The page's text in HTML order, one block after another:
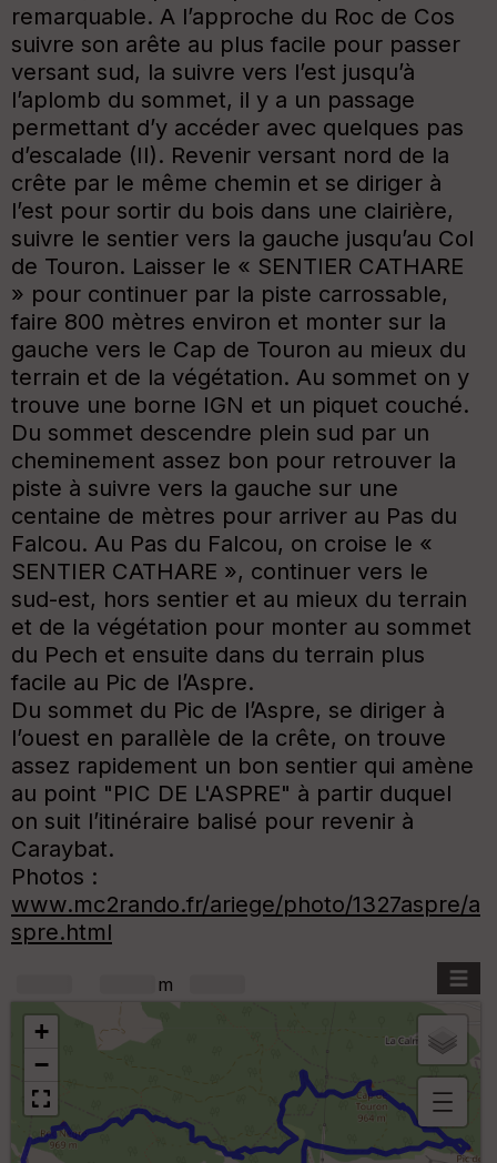
remarquable. A l’approche du Roc de Cos
suivre son arête au plus facile pour passer
versant sud, la suivre vers l’est jusqu’à
l’aplomb du sommet, il y a un passage
permettant d’y accéder avec quelques pas
d’escalade (II). Revenir versant nord de la
crête par le même chemin et se diriger à
l’est pour sortir du bois dans une clairière,
suivre le sentier vers la gauche jusqu’au Col
de Touron. Laisser le « SENTIER CATHARE
» pour continuer par la piste carrossable,
faire 800 mètres environ et monter sur la
gauche vers le Cap de Touron au mieux du
terrain et de la végétation. Au sommet on y
trouve une borne IGN et un piquet couché.
Du sommet descendre plein sud par un
cheminement assez bon pour retrouver la
piste à suivre vers la gauche sur une
centaine de mètres pour arriver au Pas du
Falcou. Au Pas du Falcou, on croise le «
SENTIER CATHARE », continuer vers le
sud-est, hors sentier et au mieux du terrain
et de la végétation pour monter au sommet
du Pech et ensuite dans du terrain plus
facile au Pic de l’Aspre.
Du sommet du Pic de l’Aspre, se diriger à
l’ouest en parallèle de la crête, on trouve
assez rapidement un bon sentier qui amène
au point "PIC DE L'ASPRE" à partir duquel
on suit l’itinéraire balisé pour revenir à
Caraybat.
Photos :
www.mc2rando.fr/ariege/photo/1327aspre/a
spre.html
m
+
−
B
or